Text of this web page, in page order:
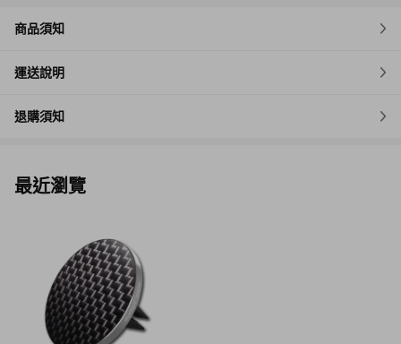
商品須知
運送說明
退購須知
最近瀏覽